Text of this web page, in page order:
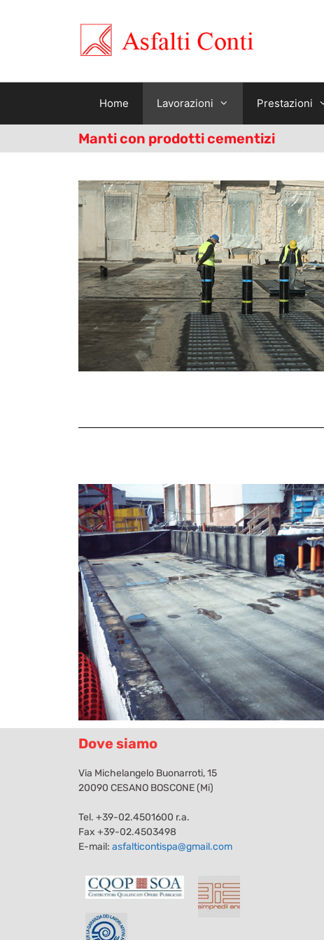
Home Lavorazioni Prestazioni
Manti con prodotti cementizi
Dove siamo
Via Michelangelo Buonarroti, 15
20090 CESANO BOSCONE (Mi)
Tel. +39-02.4501600 r.a.
Fax +39-02.4503498
E-mail: asfalticontispa@gmail.com